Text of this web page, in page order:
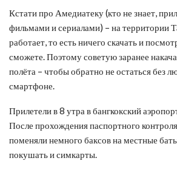
Кстати про Амедиатеку (кто не знает,
фильмами и сериалами) – на территории
работает, то есть ничего скачать и
сможете. Поэтому советую заранее
полёта – чтобы обратно не остаться без
смартфоне.
Прилетели в 8 утра в бангкокский
После прохождения паспортного
поменяли немного баксов на местные
покушать и симкарты.